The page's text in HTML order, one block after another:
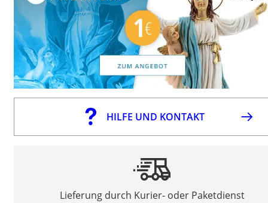
HILFE UND KONTAKT
Lieferung durch Kurier- oder Paketdienst